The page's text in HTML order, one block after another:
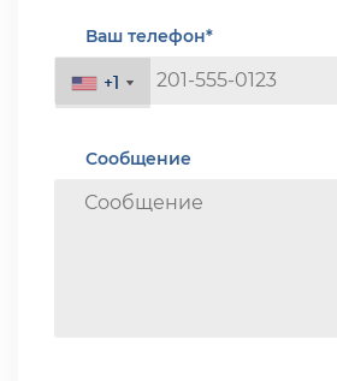
Ваш телефон*
+1
+1
Сообщение